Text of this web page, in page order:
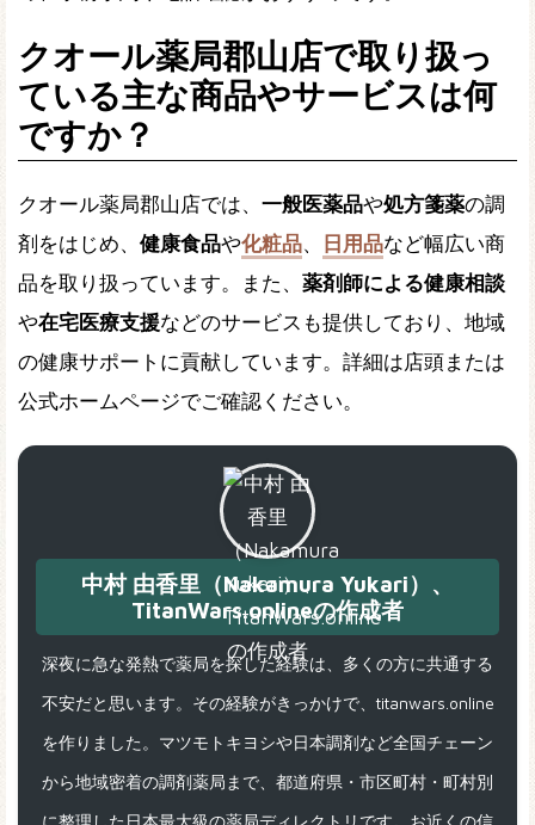
クオール薬局郡山店で取り扱っ
ている主な商品やサービスは何
ですか？
クオール薬局郡山店では、 一般医薬品や処方箋薬の調
剤をはじめ、 健康食品や化粧品、 日用品など幅広い商
品を取り扱っています。また、 薬剤師による健康相談
や在宅医療支援などのサービスも提供しており、地域
の健康サポートに貢献しています。詳細は店頭または
公式ホームページでご確認ください。
中村 由香里（Nakamura Yukari）、
TitanWars.onlineの作成者
深夜に急な発熱で薬局を探した経験は、多くの方に共通する
不安だと思います。その経験がきっかけで、titanwars.online
を作りました。マツモトキヨシや日本調剤など全国チェーン
から地域密着の調剤薬局まで、都道府県・市区町村・町村別
に整理した日本最大級の薬局ディレクトリです。お近くの信